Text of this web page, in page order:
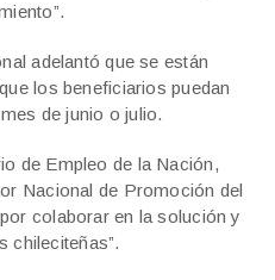
adelantó que se están
los beneficiarios puedan
de junio o julio.
de Empleo de la Nación,
Nacional de Promoción del
colaborar en la solución y
chileciteñas”.